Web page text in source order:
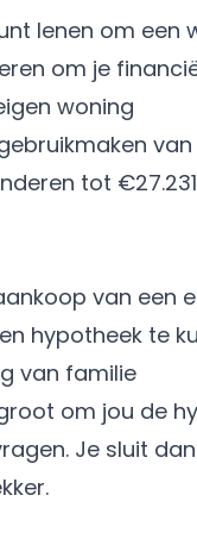
lenen om
om je
woning
tot
van een
hypotheek te
van familie
om jou de
Je sluit